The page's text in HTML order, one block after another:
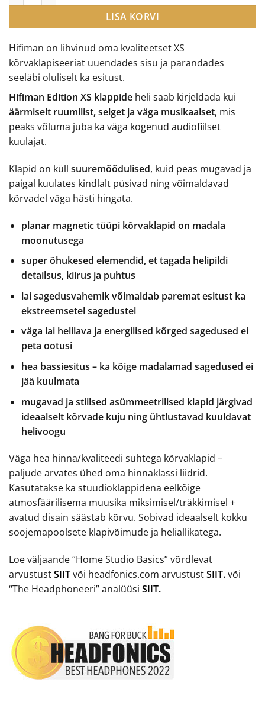
Hifiman on lihvinud oma kvaliteetset XS
kõrvaklapiseeriat uuendades sisu ja parandades
seeläbi oluliselt ka esitust.
Hifiman Edition XS klappide heli saab kirjeldada kui
äärmiselt ruumilist, selget ja väga musikaalset, mis
peaks võluma juba ka väga kogenud audiofiilset
kuulajat.
Klapid on küll suuremõõdulised, kuid peas mugavad ja
paigal kuulates kindlalt püsivad ning võimaldavad
kõrvadel väga hästi hingata.
planar magnetic tüüpi kõrvaklapid on madala
moonutusega
super õhukesed elemendid, et tagada helipildi
detailsus, kiirus ja puhtus
lai sagedusvahemik võimaldab paremat esitust ka
ekstreemsetel sagedustel
väga lai helilava ja energilised kõrged sagedused ei
peta ootusi
hea bassiesitus – ka kõige madalamad sagedused ei
jää kuulmata
mugavad ja stiilsed asümmeetrilised klapid järgivad
ideaalselt kõrvade kuju ning ühtlustavad kuuldavat
helivoogu
Väga hea hinna/kvaliteedi suhtega kõrvaklapid –
paljude arvates ühed oma hinnaklassi liidrid.
Kasutatakse ka stuudioklappidena eelkõige
atmosfäärilisema muusika miksimisel/träkkimisel +
avatud disain säästab kõrvu. Sobivad ideaalselt kokku
soojemapoolsete klapivõimude ja heliallikatega.
Loe väljaande “Home Studio Basics” võrdlevat
arvustustSIITvõi headfonics.com arvustustSIIT.või
“The Headphoneeri” analüüsi SIIT.
LISA KORVI